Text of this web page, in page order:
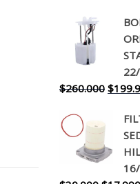
$260.000 El
original
era:
$